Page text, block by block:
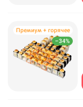
–34%
Премиум + горячее